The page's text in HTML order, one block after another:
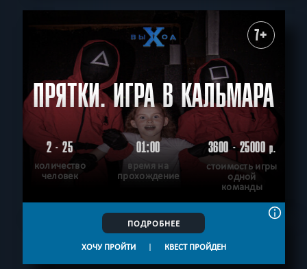
7+
ПРЯТКИ. ИГРА В КАЛЬМАРА
2 - 25
количество
человек
01:00
время на
прохождение
3600 - 25000р.
стоимость игры
одной
команды
ПОДРОБНЕЕ
ХОЧУ ПРОЙТИ | КВЕСТ ПРОЙДЕН